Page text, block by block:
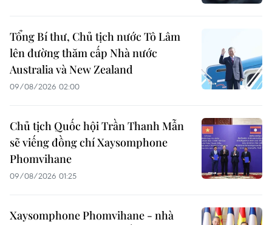
Tổng Bí thư, Chủ tịch nước Tô Lâm
lên đường thăm cấp Nhà nước
Australia và New Zealand
09/08/2026 02:00
Chủ tịch Quốc hội Trần Thanh Mẫn
sẽ viếng đồng chí Xaysomphone
Phomvihane
09/08/2026 01:25
Xaysomphone Phomvihane - nhà